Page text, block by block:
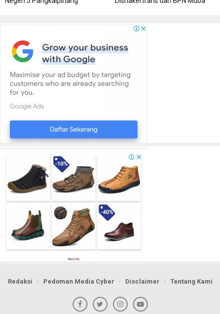
Penempatan
Redaksi Pedoman Media Cyber Disclaimer Tentang Kami